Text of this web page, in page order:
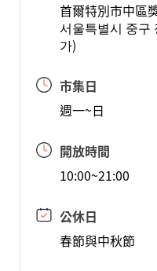
首爾特別市中區
서울특별시 중구
가)
市集日
週一~日
開放時間
10:00~21:00
公休日
春節與中秋節